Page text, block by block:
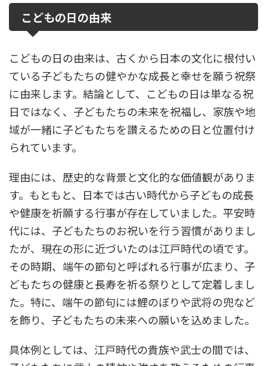
こどもの日の由来
こどもの日の由来は、古くから日本の文化に根付い
ている子どもたちの健やかな成長と幸せを願う祝祭
に由来します。結論として、こどもの日は単なる祝
日ではなく、子どもたちの未来を祝福し、家族や地
域が一緒に子どもたちを讃えるための日と位置付け
られています。
理由には、歴史的な背景と文化的な価値観がありま
す。もともと、日本では古い時代から子どもの成長
や健康を祈願する行事が存在していました。平安時
代には、子どもたちのお祝いを行う習慣がありまし
たが、現在の形に近づいたのは江戸時代の頃です。
その時期、端午の節句と呼ばれる行事が広まり、子
どもたちの健康と長寿を祈る祭りとして定着しまし
た。特に、端午の節句には鯉のぼりや武将の兜など
を飾り、子どもたちの未来への願いを込めました。
具体例としては、江戸時代の貴族や武士の間では、